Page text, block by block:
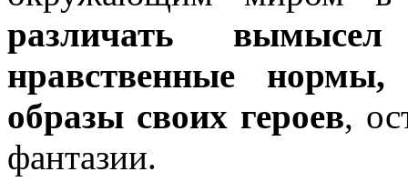
различать
нравственные нормы,
образы своих героев,
фантазии.